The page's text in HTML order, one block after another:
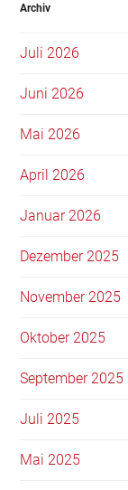
Archiv
Juli 2026
Juni 2026
Mai 2026
April 2026
Januar 2026
Dezember 2025
November 2025
Oktober 2025
September 2025
Juli 2025
Mai 2025